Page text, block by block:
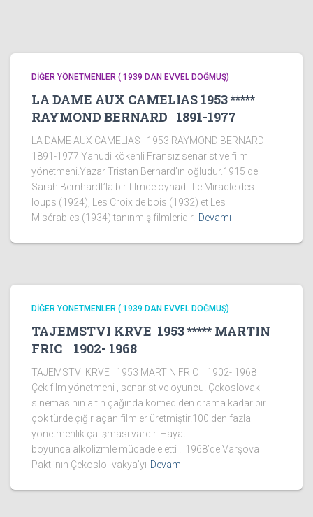
DİĞER YÖNETMENLER ( 1939 DAN EVVEL DOĞMUŞ)
LA DAME AUX CAMELIAS 1953 *****
RAYMOND BERNARD 1891-1977
LA DAME AUX CAMELIAS 1953 RAYMOND BERNARD
1891-1977 Yahudi kökenli Fransız senarist ve film
yönetmeni.Yazar Tristan Bernard’ın oğludur.1915 de
Sarah Bernhardt’la bir filmde oynadı. Le Miracle des
loups (1924), Les Croix de bois (1932) et Les
Misérables (1934) tanınmış filmleridir. Devamı
DİĞER YÖNETMENLER ( 1939 DAN EVVEL DOĞMUŞ)
TAJEMSTVI KRVE 1953 ***** MARTIN
FRIC 1902- 1968
TAJEMSTVI KRVE 1953 MARTIN FRIC 1902- 1968
Çek film yönetmeni , senarist ve oyuncu. Çekoslovak
sinemasının altın çağında komediden drama kadar bir
çok türde çığır açan filmler üretmiştir.100’den fazla
yönetmenlik çalışması vardır. Hayatı
boyunca alkolizmle mücadele etti . 1968’de Varşova
Paktı’nın Çekoslo- vakya’yı Devamı